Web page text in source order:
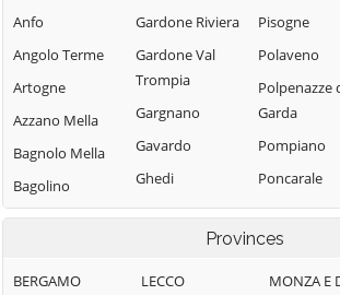
Anfo
Angolo Terme
Artogne
Azzano Mella
Bagnolo Mella
Bagolino
Barbariga
Bassano
Gardone Riviera
Gardone Val
Trompia
Gargnano
Gavardo
Ghedi
Gianico
Gottolengo
Gussago
Pisogne
Polaveno
Polpenazze
Garda
Pompiano
Poncarale
Ponte di
Pontevico
Pontoglio
Provinces
BERGAMO
LECCO
MONZA E